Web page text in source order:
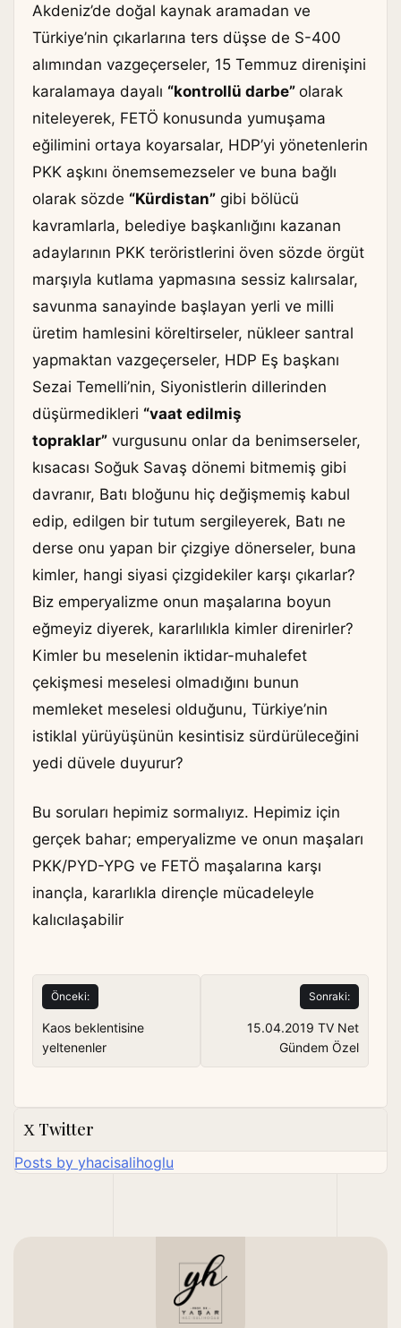
Akdeniz’de doğal kaynak aramadan ve
Türkiye’nin çıkarlarına ters düşse de S-400
alımından vazgeçerseler, 15 Temmuz direnişini
karalamaya dayalı “kontrollü darbe” olarak
niteleyerek, FETÖ konusunda yumuşama
eğilimini ortaya koyarsalar, HDP’yi yönetenlerin
PKK aşkını önemsemezseler ve buna bağlı
olarak sözde “Kürdistan” gibi bölücü
kavramlarla, belediye başkanlığını kazanan
adaylarının PKK teröristlerini öven sözde örgüt
marşıyla kutlama yapmasına sessiz kalırsalar,
savunma sanayinde başlayan yerli ve milli
üretim hamlesini köreltirseler, nükleer santral
yapmaktan vazgeçerseler, HDP Eş başkanı
Sezai Temelli’nin, Siyonistlerin dillerinden
düşürmedikleri “vaat edilmiş
topraklar” vurgusunu onlar da benimserseler,
kısacası Soğuk Savaş dönemi bitmemiş gibi
davranır, Batı bloğunu hiç değişmemiş kabul
edip, edilgen bir tutum sergileyerek, Batı ne
derse onu yapan bir çizgiye dönerseler, buna
kimler, hangi siyasi çizgidekiler karşı çıkarlar?
Biz emperyalizme onun maşalarına boyun
eğmeyiz diyerek, kararlılıkla kimler direnirler?
Kimler bu meselenin iktidar-muhalefet
çekişmesi meselesi olmadığını bunun
memleket meselesi olduğunu, Türkiye’nin
istiklal yürüyüşünün kesintisiz sürdürüleceğini
yedi düvele duyurur?
Bu soruları hepimiz sormalıyız. Hepimiz için
gerçek bahar; emperyalizme ve onun maşaları
PKK/PYD-YPG ve FETÖ maşalarına karşı
inançla, kararlıkla dirençle mücadeleyle
kalıcılaşabilir
Yazı
gezinmesi
Önceki:
Kaos beklentisine
yeltenenler
Sonraki:
15.04.2019 TV Net
Gündem Özel
Twitter
Posts by yhacisalihoglu